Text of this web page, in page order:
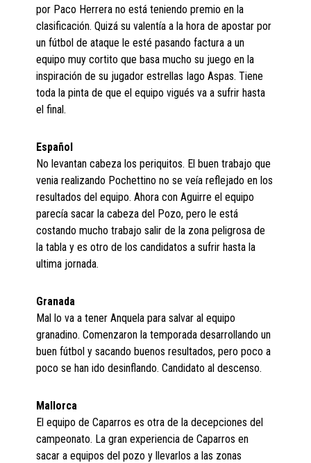
por Paco Herrera no está teniendo premio en la
clasificación. Quizá su valentía a la hora de apostar por
un fútbol de ataque le esté pasando factura a un
equipo muy cortito que basa mucho su juego en la
inspiración de su jugador estrellas Iago Aspas. Tiene
toda la pinta de que el equipo vigués va a sufrir hasta
el final.
Español
No levantan cabeza los periquitos. El buen trabajo que
venia realizando Pochettino no se veía reflejado en los
resultados del equipo. Ahora con Aguirre el equipo
parecía sacar la cabeza del Pozo, pero le está
costando mucho trabajo salir de la zona peligrosa de
la tabla y es otro de los candidatos a sufrir hasta la
ultima jornada.
Granada
Mal lo va a tener Anquela para salvar al equipo
granadino. Comenzaron la temporada desarrollando un
buen fútbol y sacando buenos resultados, pero poco a
poco se han ido desinflando. Candidato al descenso.
Mallorca
El equipo de Caparros es otra de la decepciones del
campeonato. La gran experiencia de Caparros en
sacar a equipos del pozo y llevarlos a las zonas